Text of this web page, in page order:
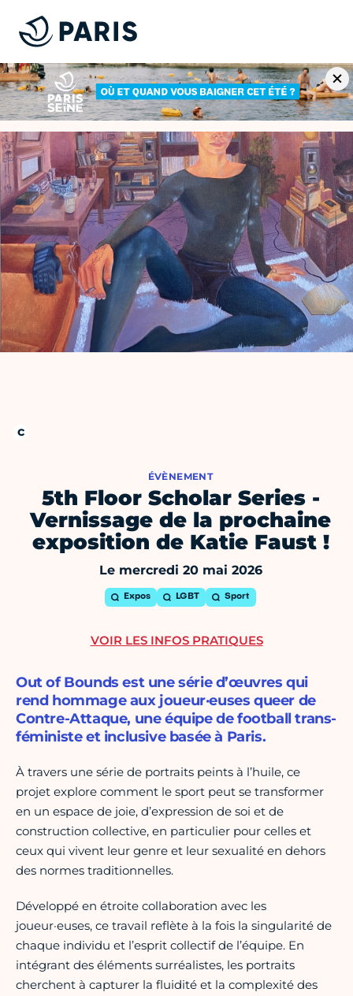
ÉVÈNEMENT
5th Floor Scholar Series -
Vernissage de la prochaine
exposition de Katie Faust !
Le mercredi 20 mai 2026
Expos LGBT Sport
Out of Bounds est une série d’œuvres qui
rend hommage aux joueur·euses queer de
Contre-Attaque, une équipe de football trans-
féministe et inclusive basée à Paris.
À travers une série de portraits peints à l’huile, ce
projet explore comment le sport peut se transformer
en un espace de joie, d’expression de soi et de
construction collective, en particulier pour celles et
ceux qui vivent leur genre et leur sexualité en dehors
des normes traditionnelles.
Développé en étroite collaboration avec les
joueur·euses, ce travail reflète à la fois la singularité de
chaque individu et l’esprit collectif de l’équipe. En
intégrant des éléments surréalistes, les portraits
cherchent à capturer la fluidité et la complexité des
VOIR LES INFOS PRATIQUES